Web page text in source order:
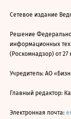
Сетевое издание
Решение
информационных
(Роскомнадзор) от 27
Учредитель: АО
Главный редактор:
Электронная почта: